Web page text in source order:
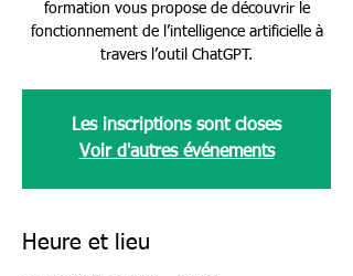
formation vous propose de découvrir le
fonctionnement de l’intelligence artificielle à
travers l’outil ChatGPT.
Les inscriptions sont closes
Voir d'autres événements
Heure et lieu